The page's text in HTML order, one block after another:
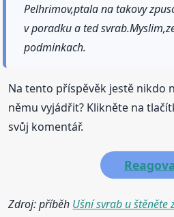
Pelhrimov,ptala na takovy
v poradku a ted
podminkach.
Na tento příspěvěk jestě nikdo
němu vyjádřit? Klikněte na
svůj komentář.
Zdroj: příběh Ušní svrab u štěněte